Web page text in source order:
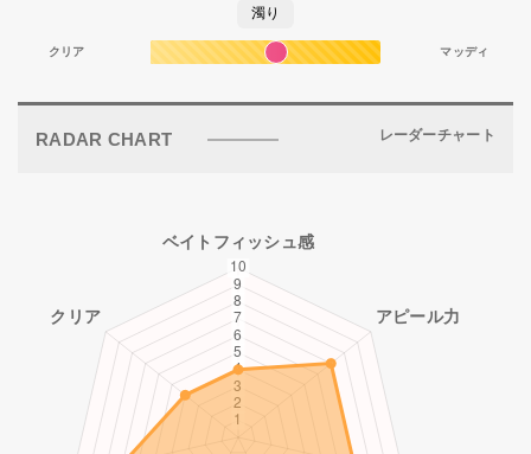
濁り
クリア マッディ
RADAR CHART レーダーチャート